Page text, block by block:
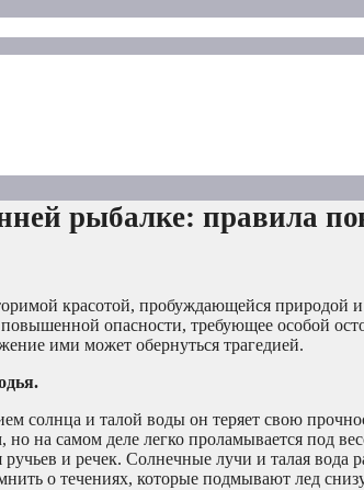
рыбалке: правила
красотой, пробуждающейся природой
опасности, требующее особой
ими может обернуться трагедией.
солнца и талой воды он теряет свою
но на самом деле легко проламывается под
и речек. Солнечные лучи и талая вода
о течениях, которые подмывают лед